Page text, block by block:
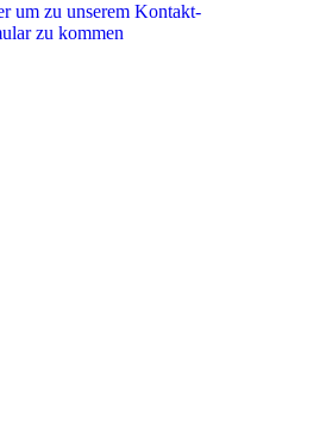
um zu unserem Kon­takt­
zu kommen